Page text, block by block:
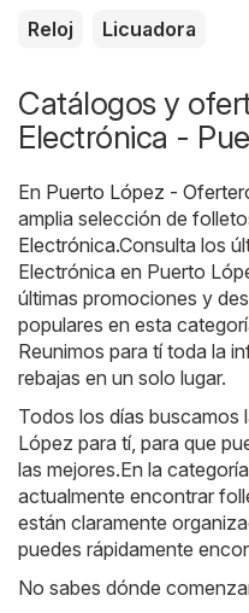
Reloj Licuadora
Catálogos y
Electrónica -
En Puerto López -
amplia selección de
Electrónica.Consulta los
Electrónica en Puerto
últimas promociones y
populares en esta
Reunimos para tí toda la
rebajas en un solo lugar.
Todos los días buscamos
López para tí, para que
las mejores.En la
actualmente encontrar
están claramente
puedes rápidamente
No sabes dónde